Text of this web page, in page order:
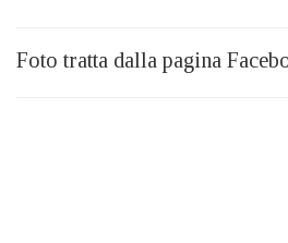
Foto tratta dalla pagina